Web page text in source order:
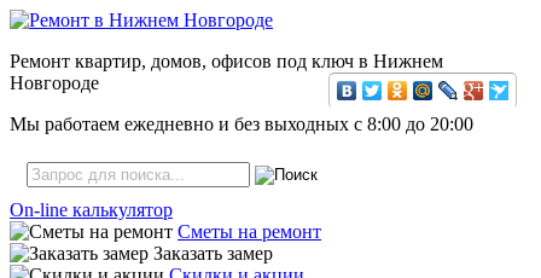
Ремонт квартир, домов, офисов под ключ в Нижнем
Новгороде
Мы работаем ежедневно и без выходных с 8:00 до 20:00
On-line калькулятор
Сметы на ремонт
Заказать замер